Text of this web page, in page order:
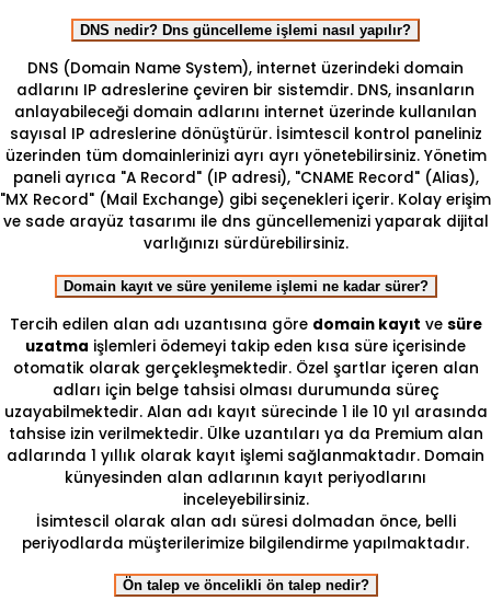
DNS nedir? Dns güncelleme işlemi nasıl yapılır?
DNS (Domain Name System), internet üzerindeki domain
adlarını IP adreslerine çeviren bir sistemdir. DNS, insanların
anlayabileceği domain adlarını internet üzerinde kullanılan
sayısal IP adreslerine dönüştürür. İsimtescil kontrol paneliniz
üzerinden tüm domainlerinizi ayrı ayrı yönetebilirsiniz. Yönetim
paneli ayrıca "A Record" (IP adresi), "CNAME Record" (Alias),
"MX Record" (Mail Exchange) gibi seçenekleri içerir. Kolay erişim
ve sade arayüz tasarımı ile dns güncellemenizi yaparak dijital
varlığınızı sürdürebilirsiniz.
Domain kayıt ve süre yenileme işlemi ne kadar sürer?
Tercih edilen alan adı uzantısına göre domain kayıt ve süre
uzatma işlemleri ödemeyi takip eden kısa süre içerisinde
otomatik olarak gerçekleşmektedir. Özel şartlar içeren alan
adları için belge tahsisi olması durumunda süreç
uzayabilmektedir. Alan adı kayıt sürecinde 1 ile 10 yıl arasında
tahsise izin verilmektedir. Ülke uzantıları ya da Premium alan
adlarında 1 yıllık olarak kayıt işlemi sağlanmaktadır. Domain
künyesinden alan adlarının kayıt periyodlarını
inceleyebilirsiniz.
İsimtescil olarak alan adı süresi dolmadan önce, belli
periyodlarda müşterilerimize bilgilendirme yapılmaktadır.
Ön talep ve öncelikli ön talep nedir?